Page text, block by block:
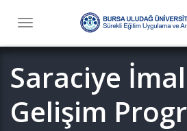
Toggle
Saraciye
Gelişim